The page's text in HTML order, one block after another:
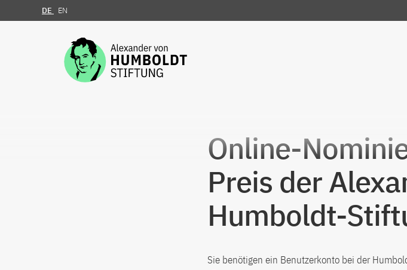
Zum Inhalt springen
DE EN
Online-
Preis der
Humboldt-
Sie benötigen ein Benutzerkonto bei der